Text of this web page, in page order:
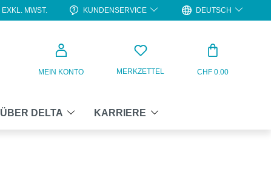
EXKL. MWST. KUNDENSERVICE DEUTSCH
MEIN KONTO MERKZETTEL CHF 0.00
ÜBER DELTA KARRIERE